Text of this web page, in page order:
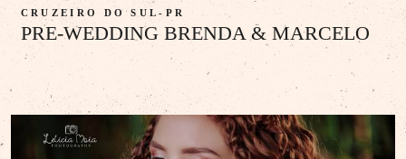
PRE-WEDDING BRENDA & MARCELO
CRUZEIRO DO SUL-PR